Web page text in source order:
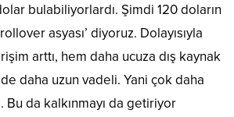
bulabiliyorlardı. Şimdi 120 doların
asyası’ diyoruz. Dolayısıyla
arttı, hem daha ucuza dış kaynak
daha uzun vadeli. Yani çok daha
da kalkınmayı da getiriyor